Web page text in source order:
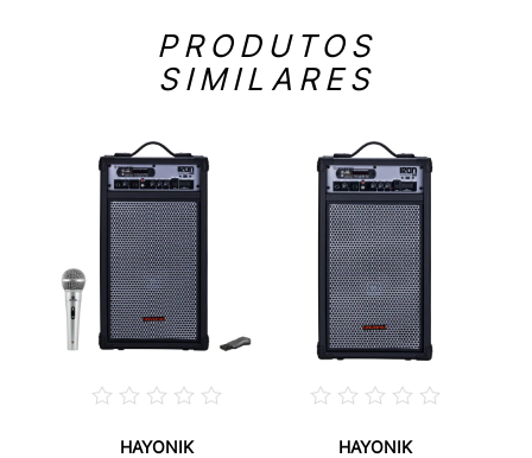
PRODUTOS
SIMILARES
HAYONIK
HAYONIK